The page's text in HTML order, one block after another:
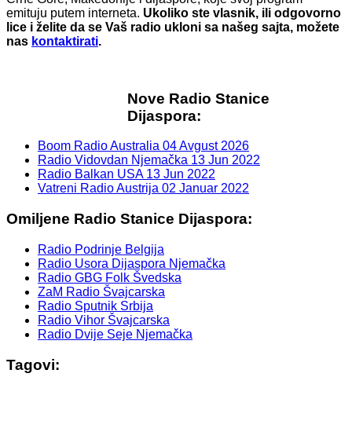
emituju putem interneta. Ukoliko ste vlasnik, ili odgovorno
lice i želite da se Vaš radio ukloni sa našeg sajta, možete
nas kontaktirati.
Nove Radio Stanice
Dijaspora:
Boom Radio Australia 04 Avgust 2026
Radio Vidovdan Njemačka 13 Jun 2022
Radio Balkan USA 13 Jun 2022
Vatreni Radio Austrija 02 Januar 2022
Omiljene Radio Stanice Dijaspora:
Radio Podrinje Belgija
Radio Usora Dijaspora Njemačka
Radio GBG Folk Švedska
ZaM Radio Švajcarska
Radio Sputnik Srbija
Radio Vihor Švajcarska
Radio Dvije Seje Njemačka
Tagovi: